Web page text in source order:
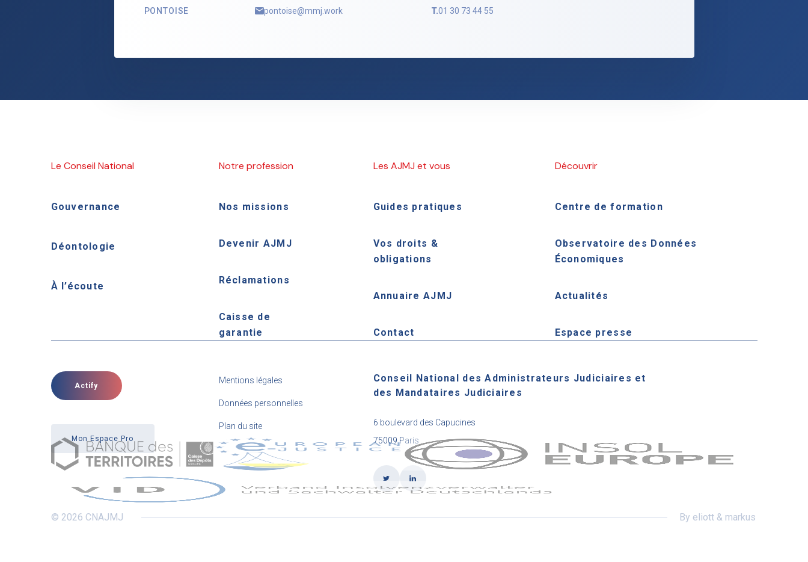
PONTOISE pontoise@mmj.work T.01 30 73 44 55
Le Conseil National
Gouvernance
Déontologie
À l’écoute
Notre profession
Nos missions
Devenir AJMJ
Réclamations
Caisse de
garantie
Les AJMJ et vous
Guides pratiques
Vos droits &
obligations
Annuaire AJMJ
Contact
Découvrir
Centre de formation
Observatoire des Données
Économiques
Actualités
Espace presse
Actify
Mon Espace Pro
Mentions légales
Données personnelles
Plan du site
Conseil National des Administrateurs Judiciaires et
des Mandataires Judiciaires
6 boulevard des Capucines
75009 Paris
© 2026 CNAJMJ By eliott & markus